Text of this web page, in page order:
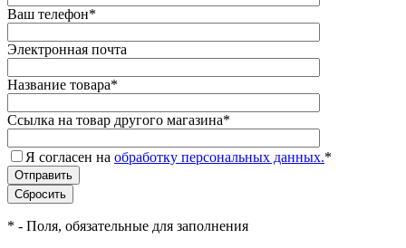
Ваш телефон*
Электронная почта
Название товара*
Ссылка на товар другого магазина*
Я согласен на обработку персональных данных.*
* - Поля, обязательные для заполнения